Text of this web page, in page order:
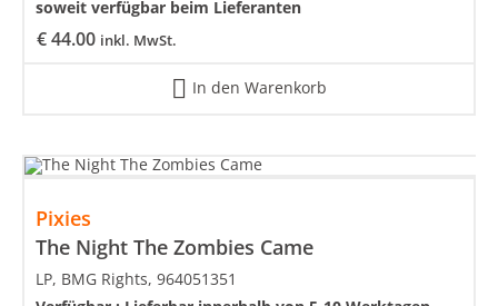
€44.00 inkl. MwSt.
soweit verfügbar beim Lieferanten
In den Warenkorb
Pixies
The Night The Zombies Came
LP, BMG Rights, 964051351